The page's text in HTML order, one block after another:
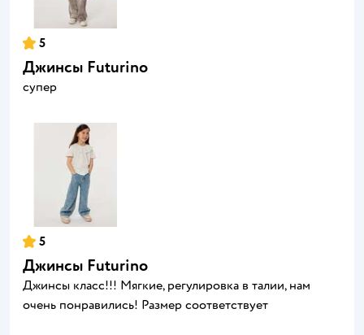
5
Джинсы Futurino
супер
5
Джинсы Futurino
Джинсы класс!!! Мягкие, регулировка в талии, нам
очень понравились! Размер соответствует